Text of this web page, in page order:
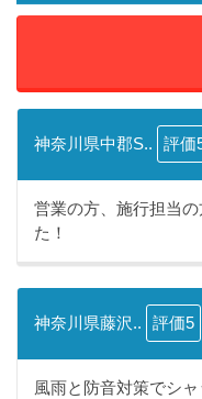
神奈川県中郡S.. 評価
営業の方、施行担当
た！
神奈川県藤沢.. 評価5
風雨と防音対策でシ